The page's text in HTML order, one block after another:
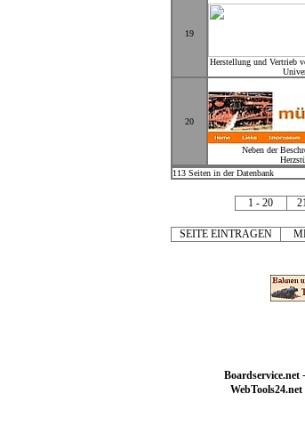
19
Herstellung und Vertrieb
20
Neben der
113 Seiten in der Datenbank
1 - 20
SEITE EINTRAGEN
Boardservice.net-
WebTools24.net